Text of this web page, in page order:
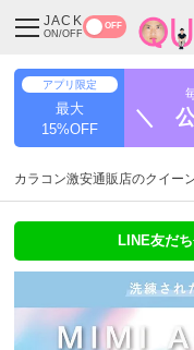
JACK
ON/OFF
OFF
アプリ限定
最大
15%OFF
＼ 公
カラコン激安通販店のクイー
LINE友だ